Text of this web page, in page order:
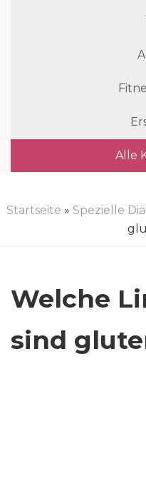
Alle
Startseite » Spezielle
Welche
sind